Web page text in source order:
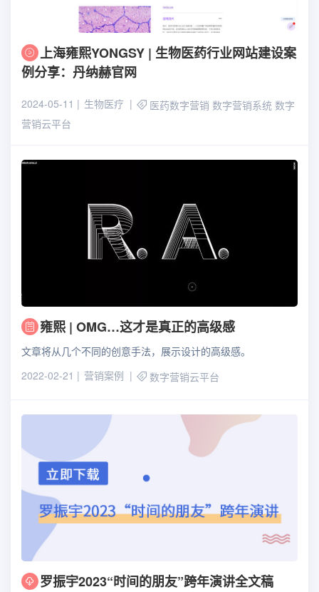
上海雍熙YONGSY | 生物医药行业网站建设案
例分享：丹纳赫官网
2024-05-11 生物医疗 医药数字营销 数字营销系统 数字
营销云平台
雍熙 | OMG…这才是真正的高级感
文章将从几个不同的创意手法，展示设计的高级感。
2022-02-21
营销案例 数字营销云平台
罗振宇2023“时间的朋友”跨年演讲全文稿